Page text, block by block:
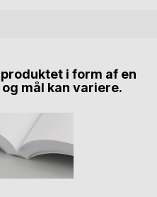
i form af en
mål kan variere.